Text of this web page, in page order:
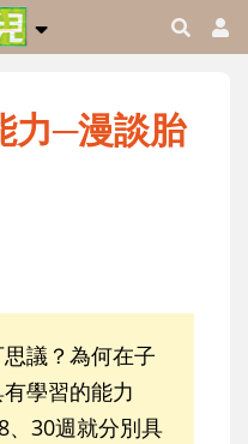
力─漫談胎
議？為何在子
學習的能力
、30週就分別具